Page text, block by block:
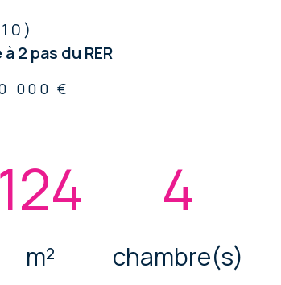
2 pas du RER
000 €
124
m²
4
chambre(s)